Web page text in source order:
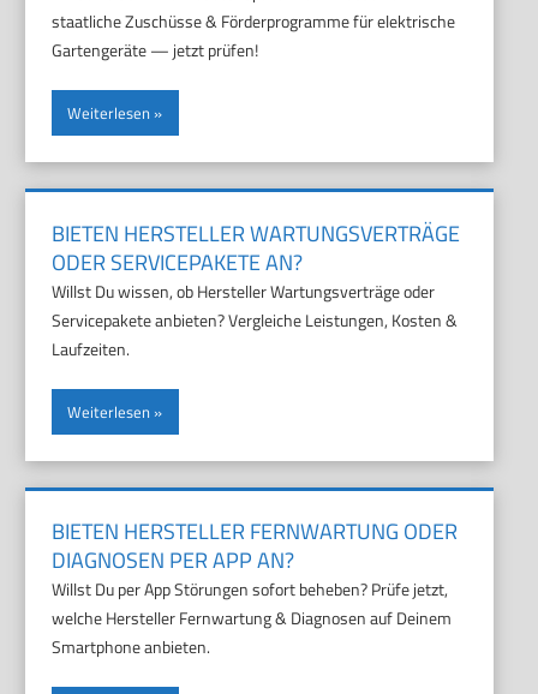
staatliche Zuschüsse & Förderprogramme für elektrische
Gartengeräte — jetzt prüfen!
Weiterlesen
BIETEN HERSTELLER WARTUNGSVERTRÄGE
ODER SERVICEPAKETE AN?
Willst Du wissen, ob Hersteller Wartungsverträge oder
Servicepakete anbieten? Vergleiche Leistungen, Kosten &
Laufzeiten.
Weiterlesen
BIETEN HERSTELLER FERNWARTUNG ODER
DIAGNOSEN PER APP AN?
Willst Du per App Störungen sofort beheben? Prüfe jetzt,
welche Hersteller Fernwartung & Diagnosen auf Deinem
Smartphone anbieten.